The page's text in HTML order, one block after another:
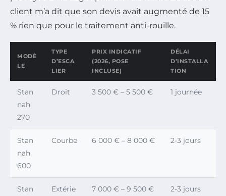
client m’a dit que son devis avait augmenté de 15
% rien que pour le traitement anti-rouille.
MODÈ
LE
TYPE
D’ESCA
LIER
PRIX INDICATIF
(2026, POSE
INCLUSE)
DÉLAI
D’INSTALLA
TION
Stan
nah
270
Droit 3 500 € – 5 500 € 1 journée
Stan
nah
600
Courbe 6 000 € – 8 000 € 2-3 jours
Stan
Extérie
7 000 € – 9 500 € 2-3 jours